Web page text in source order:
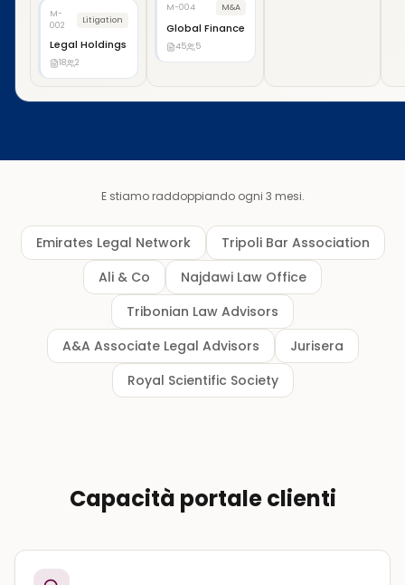
M-
002
Litigation
Legal Holdings
18 2
M-004 M&A
Global Finance
45 5
E stiamo raddoppiando ogni 3 mesi.
Emirates Legal Network
Tripoli Bar Association
Ali & Co
Najdawi Law Office
Tribonian Law Advisors
A&A Associate Legal Advisors
Jurisera
Royal Scientific Society
Capacità portale clienti